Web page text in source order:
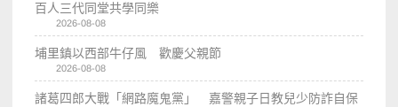
百人三代同堂共學同樂
2026-08-08
埔里鎮以西部牛仔風 歡慶父親節
2026-08-08
諸葛四郎大戰「網路魔鬼黨」 嘉警親子日教兒少防詐自保